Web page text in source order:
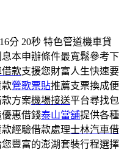
分 20秒 特色管道機車貸
息本申辦條件最寬鬆參考下
款支援您財富人生快速要
款鶯歌票貼推薦支票換成便
方案機場接送平台尋找包
惠借錢泰山當舖提供各種
經驗借款處理士林汽車借
豐富的澎湖套裝行程選擇